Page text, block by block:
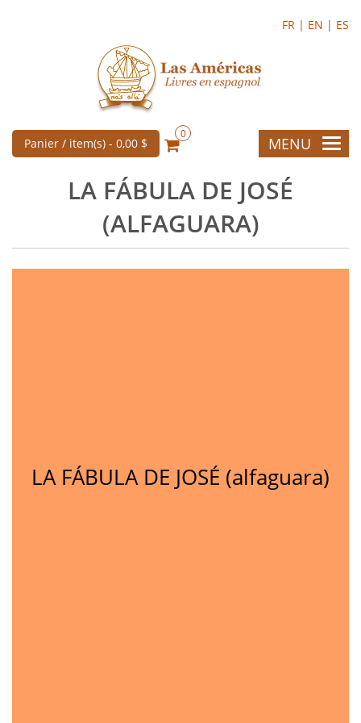
FR | EN | ES
Panier / item(s) - 0,00 $
0
MENU
LA FÁBULA DE JOSÉ
(ALFAGUARA)
LA FÁBULA DE JOSÉ (alfaguara)